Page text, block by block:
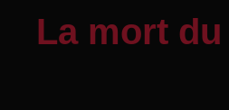
La mort